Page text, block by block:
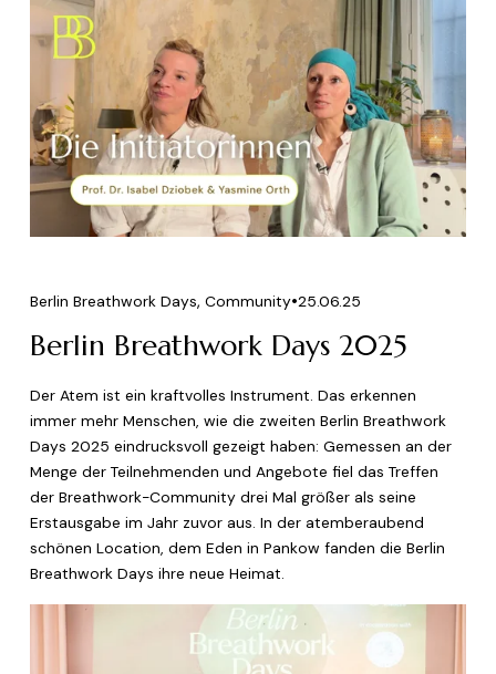
Berlin Breathwork Days, Community 25.06.25
Berlin Breathwork Days 2025
Der Atem ist ein kraftvolles Instrument. Das erkennen
immer mehr Menschen, wie die zweiten Berlin Breathwork
Days 2025 eindrucksvoll gezeigt haben: Gemessen an der
Menge der Teilnehmenden und Angebote fiel das Treffen
der Breathwork-Community drei Mal größer als seine
Erstausgabe im Jahr zuvor aus. In der atemberaubend
schönen Location, dem Eden in Pankow fanden die Berlin
Breathwork Days ihre neue Heimat.